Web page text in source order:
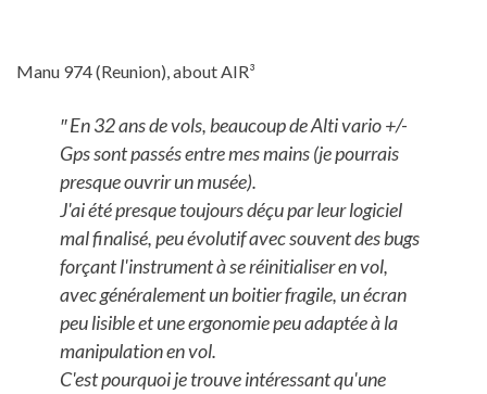
Manu 974 (Reunion), about AIR³
″ En 32 ans de vols, beaucoup de Alti vario +/-
Gps sont passés entre mes mains (je pourrais
presque ouvrir un musée).
J'ai été presque toujours déçu par leur logiciel
mal finalisé, peu évolutif avec souvent des bugs
forçant l'instrument à se réinitialiser en vol,
avec généralement un boitier fragile, un écran
peu lisible et une ergonomie peu adaptée à la
manipulation en vol.
C'est pourquoi je trouve intéressant qu'une